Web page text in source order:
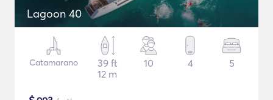
Lagoon 40
Catamarano
39 ft
12 m
10 4 5